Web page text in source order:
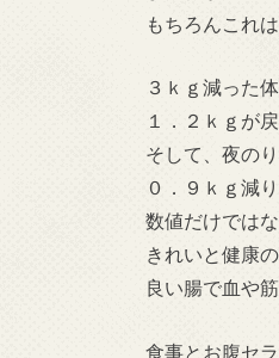
もちろんこれ
３ｋｇ減った
１．２ｋｇが
そして、夜の
０．９ｋｇ減
数値だけではな
きれいと健康
良い腸で血や
食事とお腹セ